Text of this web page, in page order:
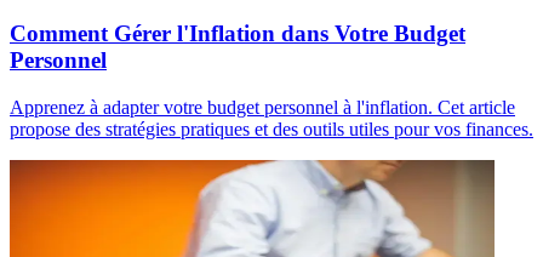
Comment Gérer l'Inflation dans Votre Budget
Personnel
Apprenez à adapter votre budget personnel à l'inflation. Cet article
propose des stratégies pratiques et des outils utiles pour vos finances.